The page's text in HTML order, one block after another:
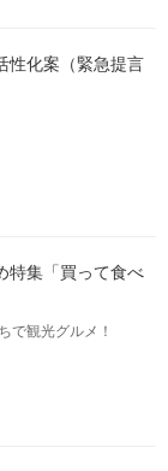
性化案（緊急提言
特集「買って食べ
で観光グルメ！